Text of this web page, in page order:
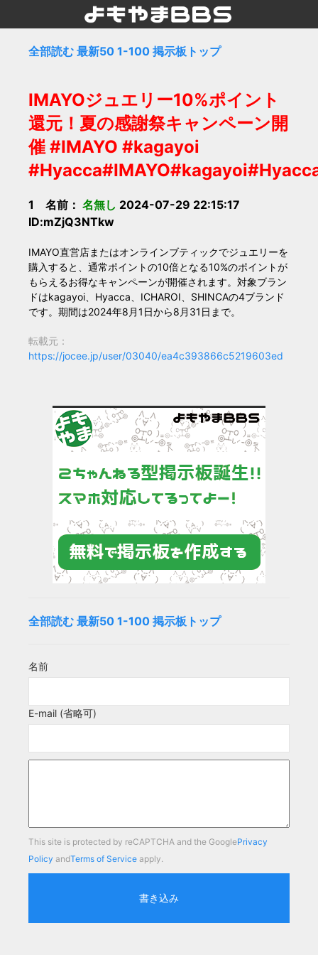
全部読む 最新50 1-100 掲示板トップ
IMAYOジュエリー10%ポイント
還元！夏の感謝祭キャンペーン開
催 #IMAYO #kagayoi
1 名前： 名無し 2024-07-29 22:15:17
ID:mZjQ3NTkw
IMAYO直営店またはオンラインブティックでジュエリーを
購入すると、通常ポイントの10倍となる10%のポイントが
もらえるお得なキャンペーンが開催されます。対象ブラン
ドはkagayoi、Hyacca、ICHAROI、SHINCAの4ブランド
です。期間は2024年8月1日から8月31日まで。
転載元：
https://jocee.jp/user/03040/ea4c393866c5219603ed
全部読む 最新50 1-100 掲示板トップ
名前
E-mail (省略可)
This site is protected by reCAPTCHA and the GooglePrivacy
Policy andTerms of Service apply.
書き込み